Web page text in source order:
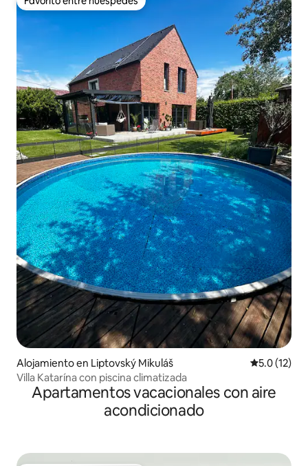
Favorito entre huéspedes
Alojamiento en Liptovský Mikuláš Calificación
5.0 (12)
Villa Katarína con piscina climatizada
Apartamentos vacacionales con aire
acondicionado